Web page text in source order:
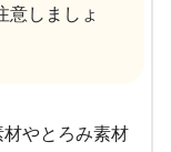
意しましょ
やとろみ素材